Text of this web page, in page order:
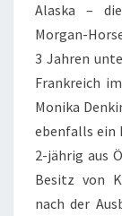
Alaska –
Morgan-
3 Jahren
Frankreich
Monika
ebenfalls ein
2-jährig aus
Besitz von
nach der